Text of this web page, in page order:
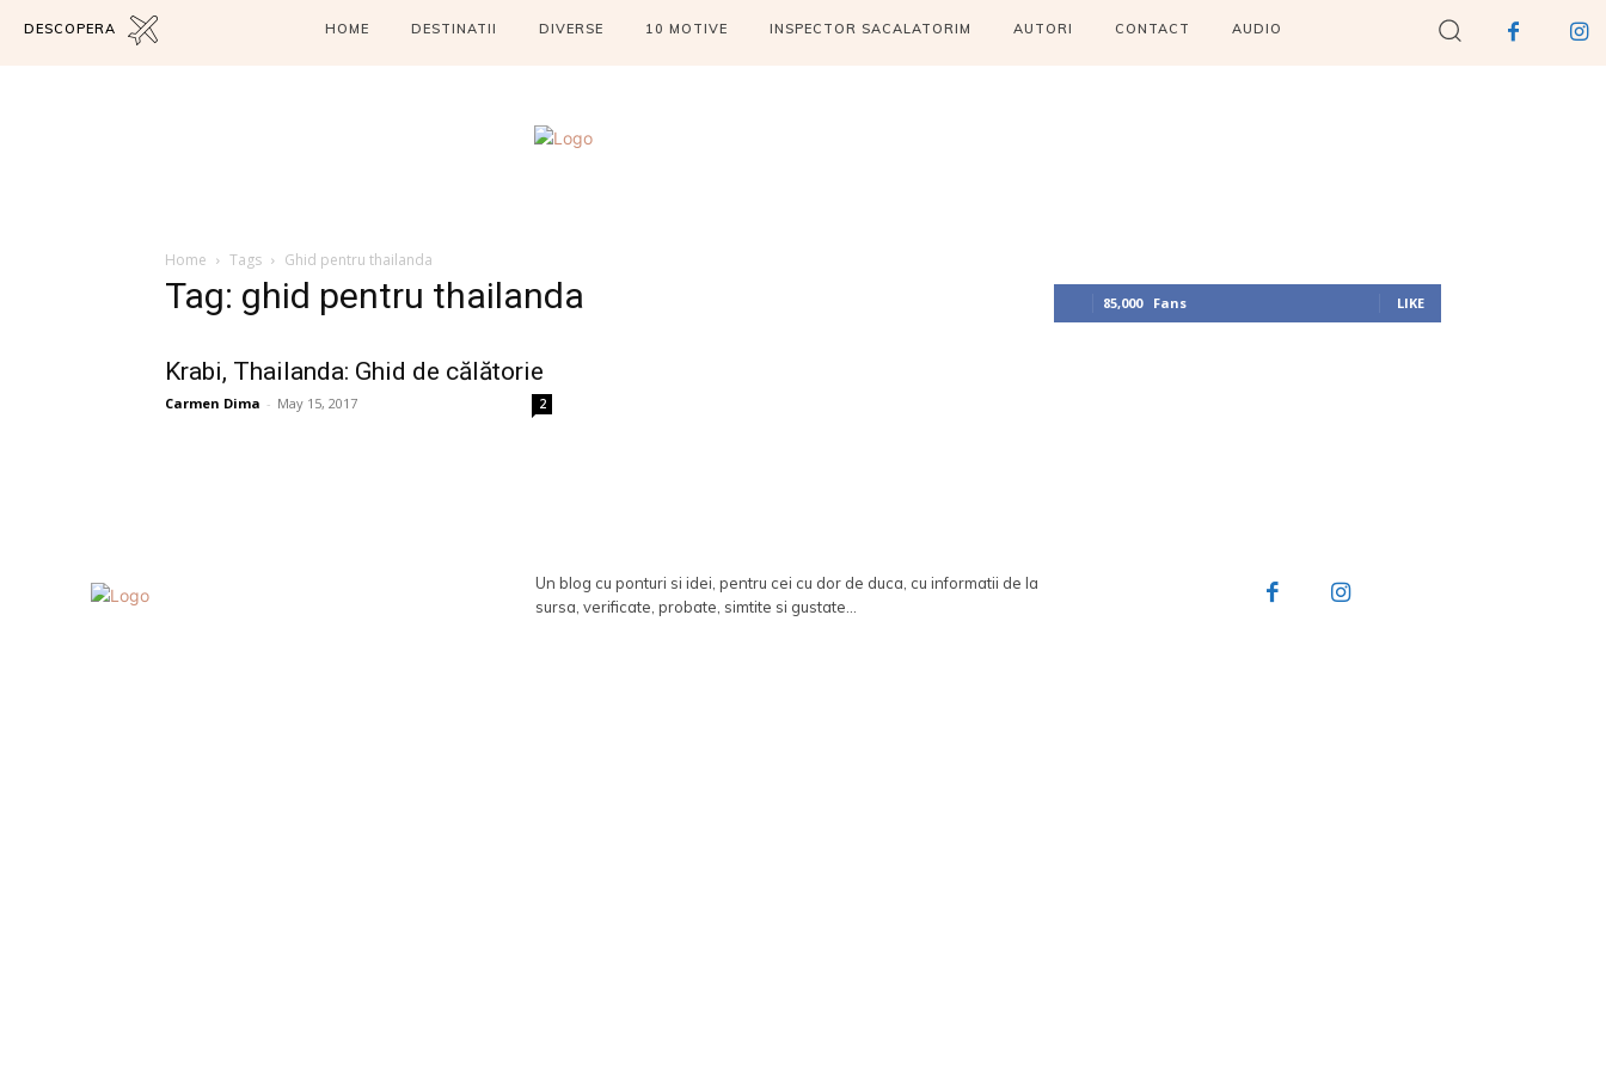
DESCOPERA HOME DESTINATII DIVERSE 10 MOTIVE INSPECTOR SACALATORIM AUTORI CONTACT AUDIO
Home Tags Ghid pentru thailanda
Tag: ghid pentru thailanda
Krabi, Thailanda: Ghid de călătorie
Carmen Dima - May 15, 2017 2
85,000 Fans LIKE
Un blog cu ponturi si idei, pentru cei cu dor de duca, cu informatii de la
sursa, verificate, probate, simtite si gustate...